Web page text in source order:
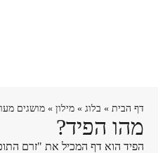
דף הבית » בלוג » מילון » מושגים
מהו הפיד?
הפיד הוא דף המכיל את "זרם